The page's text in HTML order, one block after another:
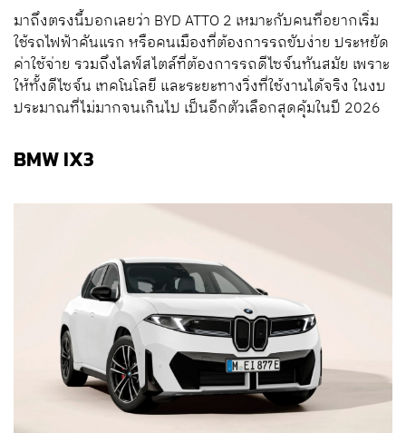
มาถึงตรงนี้บอกเลยว่า BYD ATTO 2 เหมาะกับคนที่อยากเริ่ม
ใช้รถไฟฟ้าคันแรก หรือคนเมืองที่ต้องการรถขับง่าย ประหยัด
ค่าใช้จ่าย รวมถึงไลฟ์สไตล์ที่ต้องการรถดีไซจ์นทันสมัย เพราะ
ให้ทั้งดีไซจ์น เทคโนโลยี และระยะทางวิ่งที่ใช้งานได้จริง ในงบ
ประมาณที่ไม่มากจนเกินไป เป็นอีกตัวเลือกสุดคุ้มในปี 2026
BMW IX3